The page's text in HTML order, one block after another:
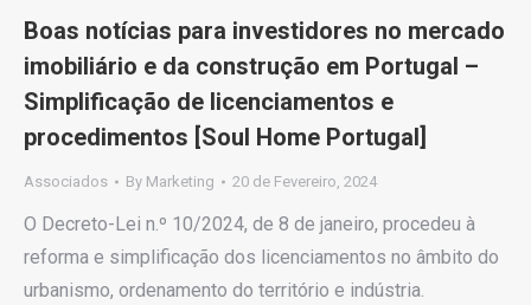
Boas notícias para investidores no mercado
imobiliário e da construção em Portugal –
Simplificação de licenciamentos e
procedimentos [Soul Home Portugal]
Associados By Marketing 20 de Fevereiro, 2024
O Decreto-Lei n.º 10/2024, de 8 de janeiro, procedeu à
reforma e simplificação dos licenciamentos no âmbito do
urbanismo, ordenamento do território e indústria.